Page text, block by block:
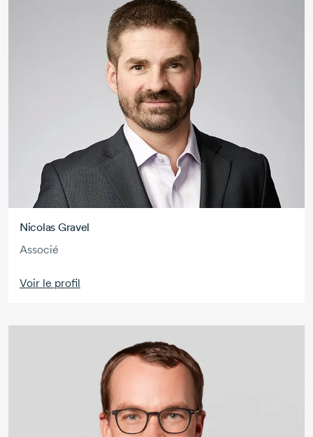
Nicolas Gravel
Associé
Voir le profil